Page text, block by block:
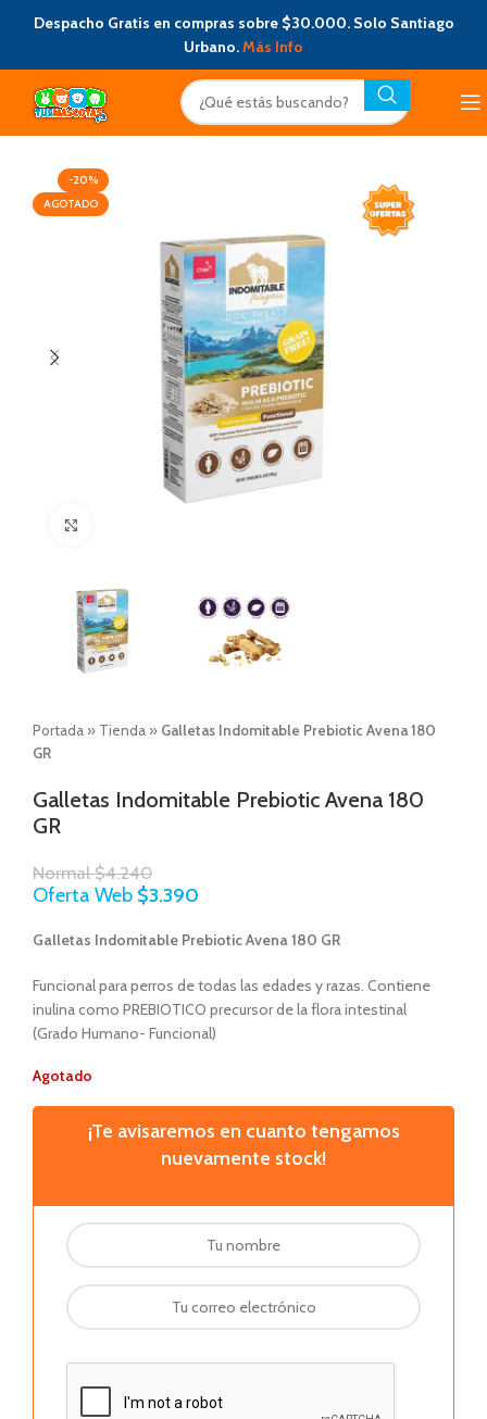
Despacho Gratis en compras sobre $30.000. Solo Santiago
Urbano.Más Info
-20%
AGOTADO
Portada » Tienda » Galletas Indomitable Prebiotic Avena 180
GR
Galletas Indomitable Prebiotic Avena 180
GR
Normal$4.240
Oferta Web $3.390
Galletas Indomitable Prebiotic Avena 180 GR
Funcional para perros de todas las edades y razas. Contiene
inulina como PREBIOTICO precursor de la flora intestinal
(Grado Humano- Funcional)
Agotado
¡Te avisaremos en cuanto tengamos
nuevamente stock!